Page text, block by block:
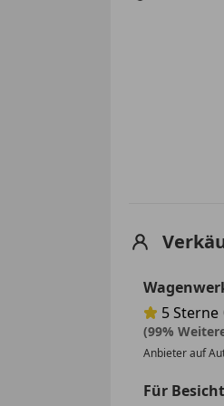
5Sterne
(99%
Anbieter auf
Für